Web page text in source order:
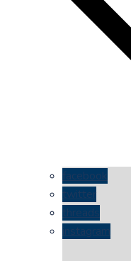
facebook
twitter
threads
instagram